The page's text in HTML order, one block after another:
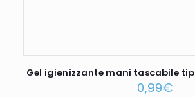
Gel igienizzante mani tascabile
0,99€